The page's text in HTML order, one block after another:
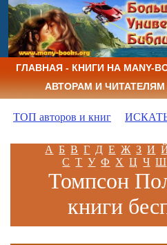
ГЛАВНАЯ - КНИГИ НА MANY-
АВТОРАМ И ЧИТАТЕЛЯМ
ТОП авторов и книг
А Б В Г Д Е Ж З И
С Т У Ф Х Ц Ч Ш
Томпсон
книги
читать